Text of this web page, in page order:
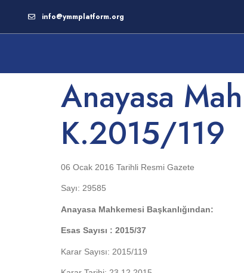
info@ymmplatform.org
Anayasa
K.2015/119
06 Ocak 2016 Tarihli Resmi Gazete
Sayı: 29585
Anayasa Mahkemesi Başkanlığından:
Esas Sayısı : 2015/37
Karar Sayısı: 2015/119